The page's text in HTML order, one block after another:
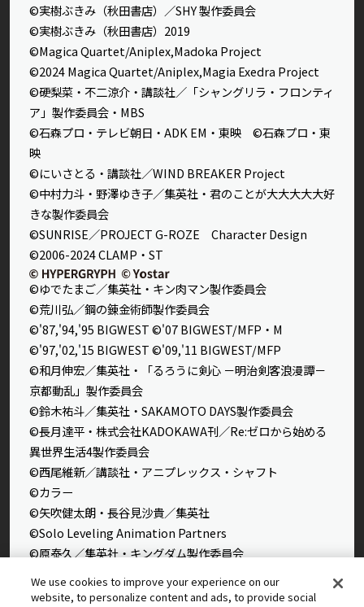
©実樹ぶきみ（秋田書店）／SHY 製作委員会
©実樹ぶきみ（秋田書店）2019
©Magica Quartet/Aniplex,Madoka Project
©2024 Magica Quartet/Aniplex,Magia Exedra Project
©硬梨菜・不二涼介・講談社／「シャングリラ・フロンティ
ア」製作委員会・MBS
©石森プロ・テレビ朝日・ADK EM・東映 ©石森プロ・東
映
©にいさとる・講談社／WIND BREAKER Project
©中村力斗・野澤ゆき子／集英社・君のことが大大大大大好
きな製作委員会
©SUNRISE／PROJECT G-ROZE Character Design
©2006-2024 CLAMP・ST
©ゆでたまご／集英社・キン肉マン製作委員会
©荒川弘／鋼の錬金術師製作委員会
©'87,'94,'95 BIGWEST ©'07 BIGWEST/MFP・M
©'97,'02,'15 BIGWEST ©'09,'11 BIGWEST/MFP
©和月伸宏／集英社・「るろうに剣心 －明治剣客浪漫譚－
京都動乱」製作委員会
©鈴木祐斗／集英社・SAKAMOTO DAYS製作委員会
©長月達平・株式会社KADOKAWA刊／Re:ゼロから始める
異世界生活4製作委員会
©西尾維新／講談社・アニプレックス・シャフト
©カラー
©矢吹健太朗・長谷見沙貴／集英社
©Solo Leveling Animation Partners
©原泰久／集英社・キングダム製作委員会
©石田スイ／集英社・東京喰種：re製作委員会
We use cookies to improve your experience on our
website, to personalize content and ads, to provide social